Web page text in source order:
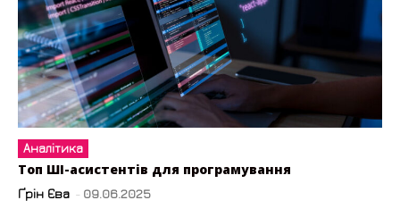
Аналітика
Топ ШІ-асистентів для програмування
Ґрін Єва - 09.06.2025